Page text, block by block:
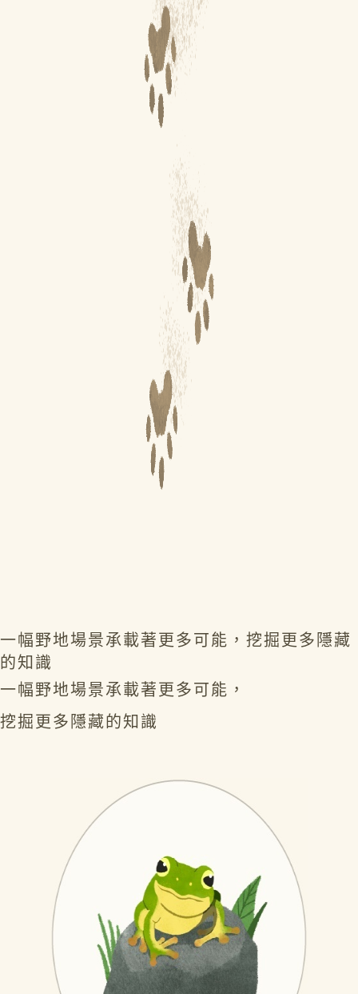
一幅野地場景承載著更多可能，挖掘更多隱藏
的知識
一幅野地場景承載著更多可能，
挖掘更多隱藏的知識